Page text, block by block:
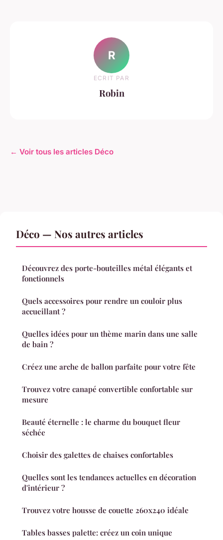
R
ECRIT PAR
Robin
← Voir tous les articles Déco
Déco — Nos autres articles
Découvrez des porte-bouteilles métal élégants et
fonctionnels
Quels accessoires pour rendre un couloir plus
accueillant ?
Quelles idées pour un thème marin dans une salle
de bain ?
Créez une arche de ballon parfaite pour votre fête
Trouvez votre canapé convertible confortable sur
mesure
Beauté éternelle : le charme du bouquet fleur
séchée
Choisir des galettes de chaises confortables
Quelles sont les tendances actuelles en décoration
d'intérieur ?
Trouvez votre housse de couette 260x240 idéale
Tables basses palette: créez un coin unique